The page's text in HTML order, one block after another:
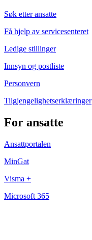
Søk etter ansatte
Få hjelp av servicesenteret
Ledige stillinger
Innsyn og postliste
Personvern
Tilgjengelighetserklæringer
For ansatte
Ansattportalen
MinGat
Visma +
Microsoft 365